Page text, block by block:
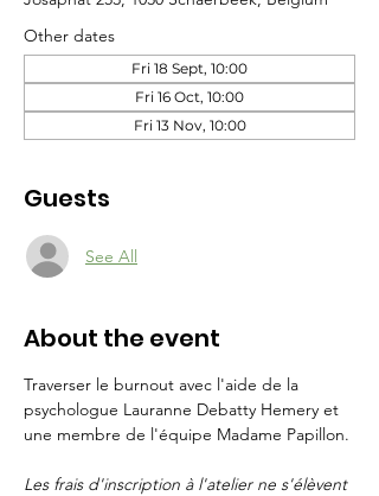
Other dates
Fri 18 Sept, 10:00
Fri 16 Oct, 10:00
Fri 13 Nov, 10:00
Guests
See All
About the event
Traverser le burnout avec l'aide de la
psychologue Lauranne Debatty Hemery et
une membre de l'équipe Madame Papillon.
Les frais d'inscription à l'atelier ne s'élèvent